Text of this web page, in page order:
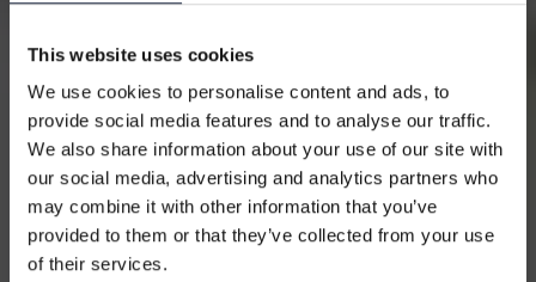
This website uses cookies
We use cookies to personalise content and ads, to
provide social media features and to analyse our traffic.
We also share information about your use of our site with
our social media, advertising and analytics partners who
may combine it with other information that you’ve
provided to them or that they’ve collected from your use
of their services.
Få 10% på ditt köp när du prenumererar på vårt
nyhetsbrev. Då får du exklusiva erbjudanden och de
senaste nyheterna direkt i din inbox.
Gäller ej redan nedsatta produkter
Epost